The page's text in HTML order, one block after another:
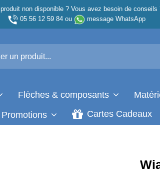
non disponible ? Vous avez besoin de conseils
05 56 12 59 84ou message WhatsApp
Flèches & composants
Promotions Cartes Cadeaux